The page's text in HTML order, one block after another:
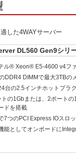
した4WAYサーバー
DL560 Gen9シリ
ル® Xeon® E5-4600 v4フ
DDR4 DIMMで最大3TBの
台の2.5インチホットプラ
トの1Gbまたは、2ポート
ドを搭載
7つのPCI Express IOスロ
能としてオンボードに